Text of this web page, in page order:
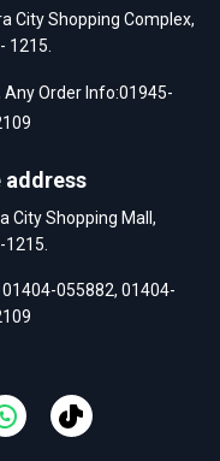
City Shopping Complex,
1215.
Any Order Info:01945-
address
City Shopping Mall,
01404-055882, 01404-